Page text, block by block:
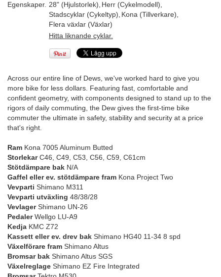
Egenskaper. 28" (Hjulstorlek) Herr (Cykelmodell)
Stadscyklar (Cykeltyp) Kona (Tillverkare)
Flera växlar (Växlar)
Hitta liknande cyklar.
Across our entire line of Dews, we've worked hard to give you
more bike for less dollars. Featuring fast, comfortable and
confident geometry, with components designed to stand up to the
rigors of daily commuting, the Dew gives the first-time bike
commuter the ultimate in safety, stability and security at a price
that's right.
Ram Kona 7005 Aluminum Butted
StorlekarC46, C49, C53, C56, C59, C61cm
Stötdämpare bak N/A
Gaffel eller ev. stötdämpare fram Kona Project Two
Vevparti Shimano M311
Vevparti utväxling 48/38/28
VevlagerShimano UN-26
PedalerWellgo LU-A9
Kedja KMC Z72
Kassett eller ev. drev bak Shimano HG40 11-34 8 spd
Växelförare fram Shimano Altus
Bromsar bak Shimano Altus SGS
Växelreglage Shimano EZ Fire Integrated